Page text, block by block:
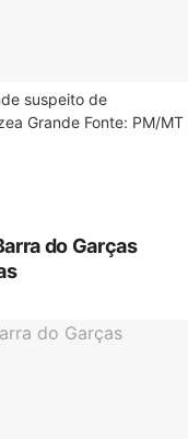
suspeito de
Grande Fonte: PM/MT
do Garças